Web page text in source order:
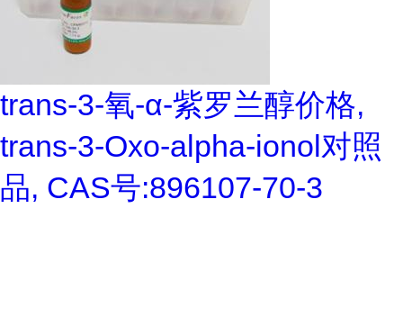
trans-3-氧-α-紫罗兰醇价格,
trans-3-Oxo-alpha-ionol对照
品, CAS号:896107-70-3